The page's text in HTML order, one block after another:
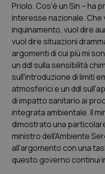
Lettere al direttore
Edizioni Regionali
QS Pro
Professionisti
Abruzzo
Basilicata
Calabria
QS Pro Gold
Artrite & artrosi
Asma & BPCO
QS Club Newsletter
Priolo. Cos'è un Sin – ha
interesse nazionale. Che
inquinamento, vuol dire
vuol dire situazioni
argomenti di cui più mi
un ddl sulla sensibilità
sull'introduzione di limiti
atmosferici e un ddl
di impatto sanitario ai
integrata ambientale. Il
dimostrato una
ministro dell'Ambiente
all'argomento con una
questo governo continui